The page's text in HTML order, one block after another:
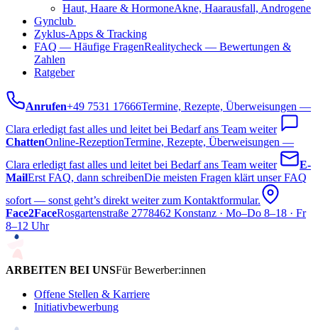
Haut, Haare & HormoneAkne, Haarausfall, Androgene
Gynclub
Zyklus-Apps & Tracking
FAQ — Häufige FragenRealitycheck — Bewertungen &
Zahlen
Ratgeber
Anrufen+49 7531 17666Termine, Rezepte, Überweisungen —
Clara erledigt fast alles und leitet bei Bedarf ans Team weiter
ChattenOnline-RezeptionTermine, Rezepte, Überweisungen —
Clara erledigt fast alles und leitet bei Bedarf ans Team weiter
E-
MailErst FAQ, dann schreibenDie meisten Fragen klärt unser FAQ
sofort — sonst geht’s direkt weiter zum Kontaktformular.
Face2FaceRosgartenstraße 2778462 Konstanz · Mo–Do 8–18 · Fr
8–12 Uhr
ARBEITEN BEI UNSFür Bewerber:innen
Offene Stellen & Karriere
Initiativbewerbung